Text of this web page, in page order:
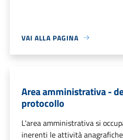
VAI ALLA PAGINA
Area amministrativa -
protocollo
L'area amministrativa si
inerenti le attività